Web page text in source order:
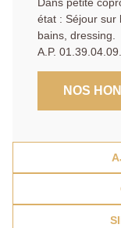
état : Séjour sur
bains, dressing.
A.P.
NOS